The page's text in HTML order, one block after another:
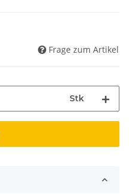
Frage zum Artikel
Stk